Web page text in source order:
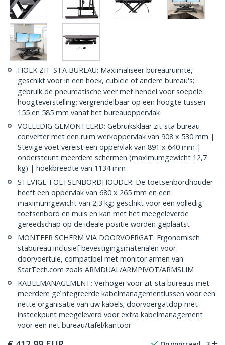
HOEK ZIT-STA BUREAU: Maximaliseer bureauruimte,
geschikt voor in een hoek, cubicle of andere bureau's;
gebruik de pneumatische veer met hendel voor soepele
hoogteverstelling; vergrendelbaar op een hoogte tussen
155 en 585 mm vanaf het bureauoppervlak
VOLLEDIG GEMONTEERD: Gebruiksklaar zit-sta bureau
converter met een ruim werkoppervlak van 908 x 530 mm |
Stevige voet vereist een oppervlak van 891 x 640 mm |
ondersteunt meerdere schermen (maximumgewicht 12,7
kg) | hoekbreedte van 1134 mm
STEVIGE TOETSENBORDHOUDER: De toetsenbordhouder
heeft een oppervlak van 680 x 265 mm en een
maximumgewicht van 2,3 kg; geschikt voor een volledig
toetsenbord en muis en kan met het meegeleverde
gereedschap op de ideale positie worden geplaatst
MONTEER SCHERM VIA DOORVOERGAT: Ergonomisch
stabureau inclusief bevestigingsmaterialen voor
doorvoertule, compatibel met monitor armen van
StarTech.com zoals ARMDUAL/ARMPIVOT/ARMSLIM
KABELMANAGEMENT: Verhoger voor zit-sta bureaus met
meerdere geïntegreerde kabelmanagementlussen voor een
nette organisatie van uw kabels; doorvoergatdop met
insteekpunt meegeleverd voor extra kabelmanagement
voor een net bureau/tafel/kantoor